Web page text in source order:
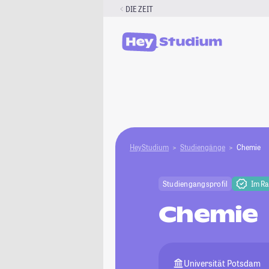
DIE ZEIT
HeyStudium Studiengänge Chemie
Studiengangsprofil Im
Chemie
Universität Potsdam